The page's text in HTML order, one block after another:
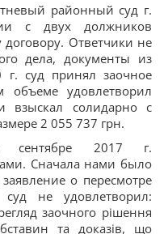
районный суд г.
с двух должников
Ответчики не
дела, документы из
г. суд принял заочное
удовлетворил
взыскал солидарно с
2 055 737 грн.
сентябре 2017 г.
Сначала нами было
о пересмотре
не удовлетворил:
заочного рішення
та доказів, що